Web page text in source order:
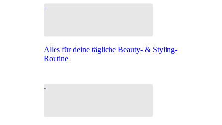
Alles für deine tägliche Beauty- & Styling-
Routine